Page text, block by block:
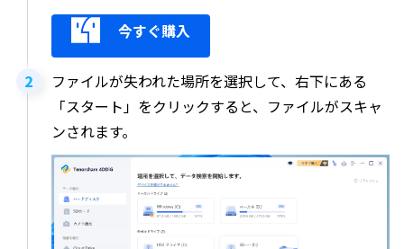
今すぐ購入
ファイルが失われた場所を選択して、右下にある
「スタート」をクリックすると、ファイルがスキャ
ンされます。